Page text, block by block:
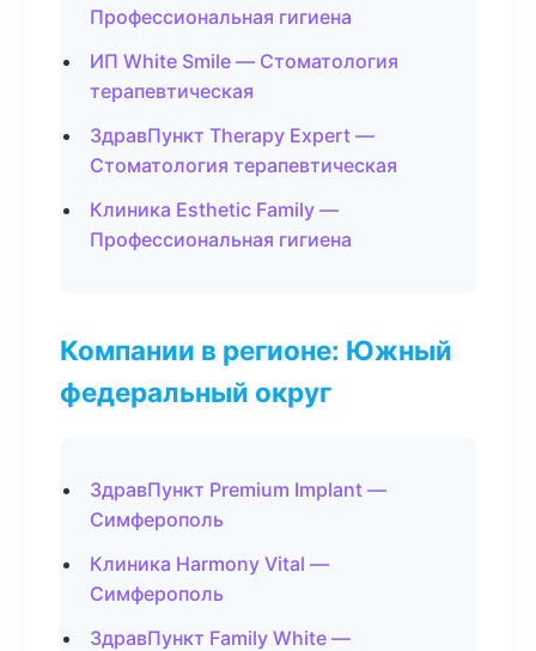
Профессиональная гигиена
ИП White Smile — Стоматология
терапевтическая
ЗдравПункт Therapy Expert —
Стоматология терапевтическая
Клиника Esthetic Family —
Профессиональная гигиена
Компании в регионе: Южный
федеральный округ
ЗдравПункт Premium Implant —
Симферополь
Клиника Harmony Vital —
Симферополь
ЗдравПункт Family White —